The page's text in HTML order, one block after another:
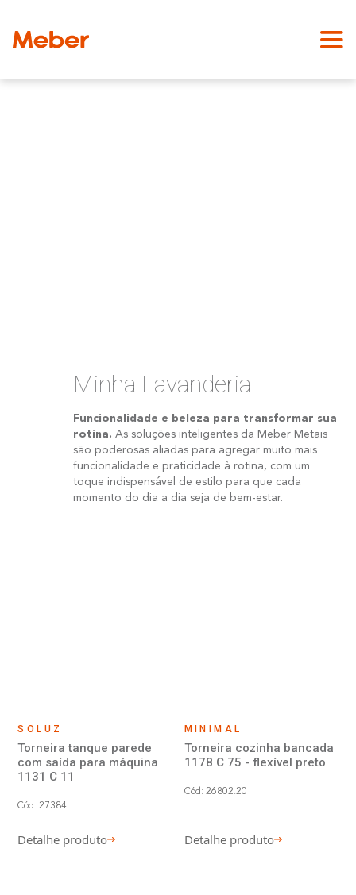
Minha Lavanderia
Funcionalidade e beleza para transformar sua
rotina. As soluções inteligentes da Meber Metais
são poderosas aliadas para agregar muito mais
funcionalidade e praticidade à rotina, com um
toque indispensável de estilo para que cada
momento do dia a dia seja de bem-estar.
SOLUZ
Torneira tanque parede
com saída para máquina
1131 C 11
Cód: 27384
Detalhe produto
MINIMAL
Torneira cozinha bancada
1178 C 75 - flexível preto
Cód: 26802.20
Detalhe produto